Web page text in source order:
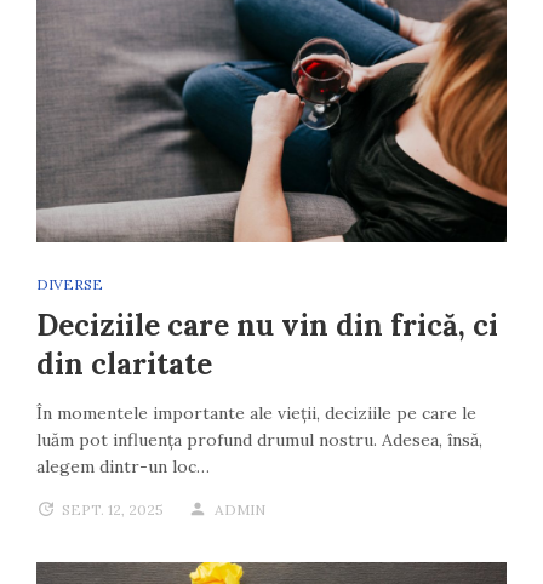
DIVERSE
Deciziile care nu vin din frică, ci
din claritate
În momentele importante ale vieții, deciziile pe care le
luăm pot influența profund drumul nostru. Adesea, însă,
alegem dintr-un loc…
SEPT. 12, 2025 ADMIN